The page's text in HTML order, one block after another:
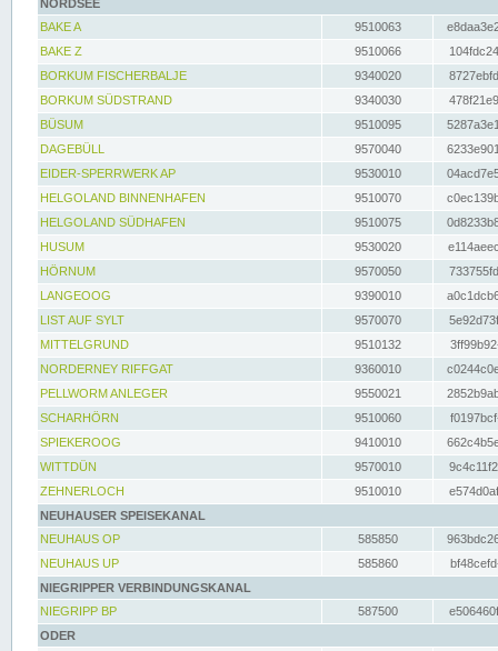
NORDSEE
BAKE A
9510063
BAKE Z
9510066
BORKUM FISCHERBALJE
9340020
BORKUM SÜDSTRAND
9340030
BÜSUM
9510095
DAGEBÜLL
9570040
EIDER-SPERRWERK AP
9530010
HELGOLAND BINNENHAFEN
9510070
HELGOLAND SÜDHAFEN
9510075
HUSUM
9530020
HÖRNUM
9570050
LANGEOOG
9390010
LIST AUF SYLT
9570070
MITTELGRUND
9510132
NORDERNEY RIFFGAT
9360010
PELLWORM ANLEGER
9550021
SCHARHÖRN
9510060
SPIEKEROOG
9410010
WITTDÜN
9570010
ZEHNERLOCH
9510010
NEUHAUSER SPEISEKANAL
NEUHAUS OP
585850
NEUHAUS UP
585860
NIEGRIPPER VERBINDUNGSKANAL
NIEGRIPP BP
587500
ODER